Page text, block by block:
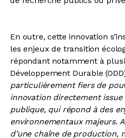
En outre, cette innovation
les enjeux de transition
répondant notamment à
Développement Durable
particulièrement fiers de
innovation directement issue
publique, qui répond à des
environnementaux majeurs.
d’une chaîne de production,